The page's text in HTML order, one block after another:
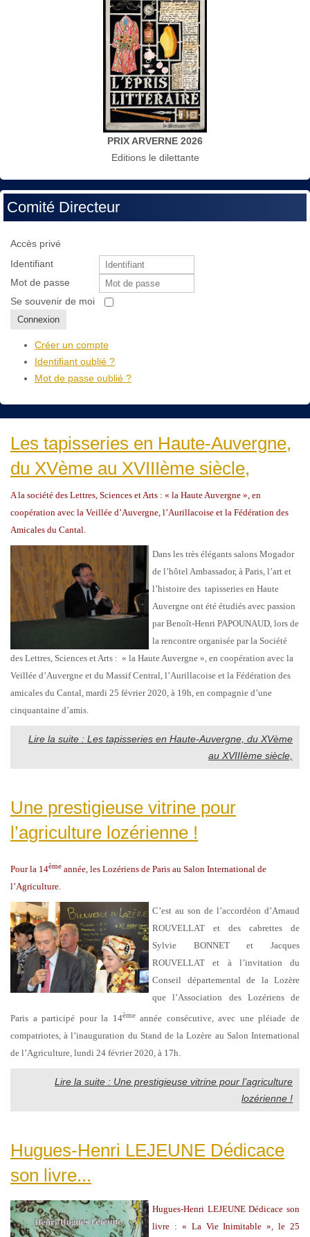
PRIX ARVERNE 2026
Editions le dilettante
Comité Directeur
Accès privé
Identifiant
Mot de passe
Se souvenir de moi
Connexion
Créer un compte
Identifiant oublié ?
Mot de passe oublié ?
Les tapisseries en Haute-Auvergne,
du XVème au XVIIIème siècle,
A la société des Lettres, Sciences et Arts : « la Haute Auvergne », en
coopération avec la Veillée d’Auvergne, l’Aurillacoise et la Fédération des
Amicales du Cantal.
Dans les très élégants salons Mogador
de l’hôtel Ambassador, à Paris, l’art et
l’histoire des tapisseries en Haute
Auvergne ont été étudiés avec passion
par Benoît-Henri PAPOUNAUD, lors de
la rencontre organisée par la Société
des Lettres, Sciences et Arts : « la Haute Auvergne », en coopération avec la
Veillée d’Auvergne et du Massif Central, l’Aurillacoise et la Fédération des
amicales du Cantal, mardi 25 février 2020, à 19h, en compagnie d’une
cinquantaine d’amis.
Lire la suite : Les tapisseries en Haute-Auvergne, du XVème
au XVIIIème siècle,
Une prestigieuse vitrine pour
l’agriculture lozérienne !
Pour la 14ème année, les Lozériens de Paris au Salon International de
l’Agriculture.
C’est au son de l’accordéon d’Arnaud
ROUVELLAT et des cabrettes de
Sylvie BONNET et Jacques
ROUVELLAT et à l’invitation du
Conseil départemental de la Lozère
que l’Association des Lozériens de
Paris a participé pour la 14èmeannée consécutive, avec une pléiade de
compatriotes, à l’inauguration du Stand de la Lozère au Salon International
de l’Agriculture, lundi 24 février 2020, à 17h.
Lire la suite : Une prestigieuse vitrine pour l’agriculture
lozérienne !
Hugues-Henri LEJEUNE Dédicace
son livre...
Hugues-Henri LEJEUNE Dédicace son
livre : « La Vie Inimitable », le 25